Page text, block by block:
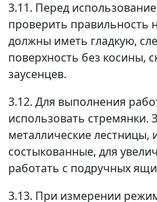
3.11. Перед
проверить правильность
должны иметь гладкую,
поверхность без косины,
заусенцев.
3.12. Для выполнения
использовать стремянки.
металлические лестницы,
состыкованные, для
работать с подручных
3.13. При измерении